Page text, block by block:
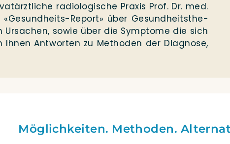
radio­lo­gi­sche Pra­xis Prof. Dr. med.
Report» über Gesund­heits­the­
Ursa­chen, sowie über die Sym­pto­me die sich
Ant­wor­ten zu Metho­den der Dia­gno­se,
Möglichkeiten. Methoden.